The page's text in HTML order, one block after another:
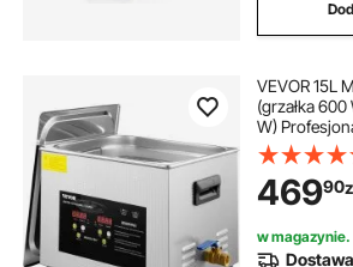
VEVOR 15L
(grzałka
W)
nagrzewania
szklanych
46990
w magazynie.